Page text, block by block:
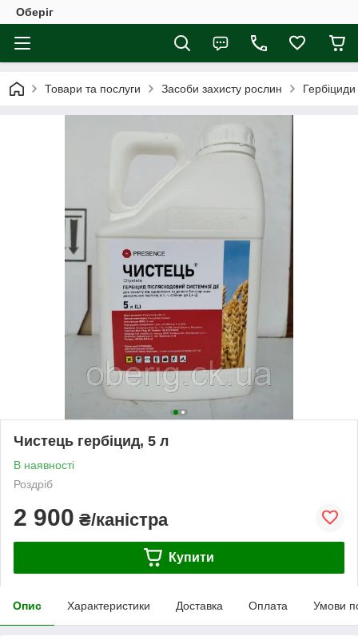
Оберіг
Товари та послуги Засоби захисту рослин Гербіциди
Чистець гербіцид, 5 л
В наявності
Роздріб
2 900 ₴/каністра
Купити
Опис Характеристики Доставка Оплата Умови